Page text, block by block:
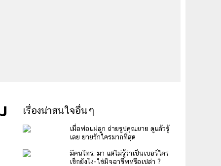
เรื่องน่าสนใจอื่นๆ
เมื่อพ่อแม่ลูก ถ่ายรูปคุณยาย ดูแล้วรู้
เลย ยายรักใครมากที่สุด
มีคนโทร. มา แต่ไม่รู้ว่าเป็นเบอร์ใคร
เช็กยังไง-ใช่มิจฉาชีพหรือเปล่า ?